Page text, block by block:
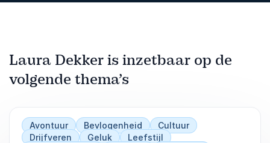
Laura Dekker is inzetbaar op de
volgende thema’s
Avontuur Bevlogenheid
Cultuur
Drijfveren
Geluk
Leefstijl